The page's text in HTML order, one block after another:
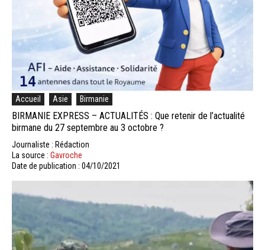
Accueil Asie Birmanie
BIRMANIE EXPRESS – ACTUALITÉS : Que retenir de l’actualité
birmane du 27 septembre au 3 octobre ?
Journaliste : Rédaction
La source : Gavroche
Date de publication : 04/10/2021